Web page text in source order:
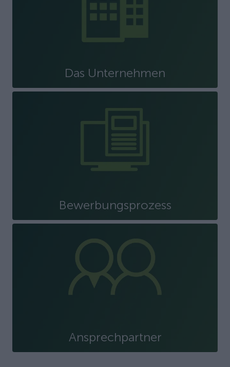
Das Unternehmen
Bewerbungsprozess
Ansprechpartner